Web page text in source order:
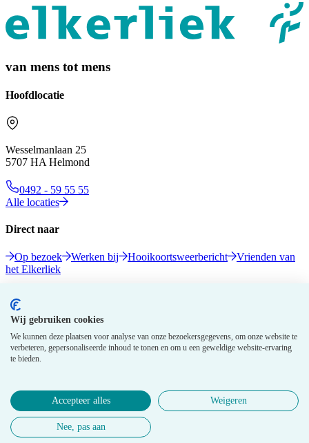
Wij gebruiken cookies
We kunnen deze plaatsen voor analyse van onze bezoekersgegevens, om onze website te
verbeteren, gepersonaliseerde inhoud te tonen en om u een geweldige website-ervaring
te bieden.
Accepteer alles Weigeren
Nee, pas aan
van mens tot mens
Hoofdlocatie
Wesselmanlaan 25
5707 HA Helmond
0492 - 59 55 55
Alle locaties
Direct naar
Op bezoek Werken bij Hooikoortsweerbericht
Vrienden van
het Elkerliek
Volg ons
© 2026 Elkerliek - Alle rechten voorbehouden